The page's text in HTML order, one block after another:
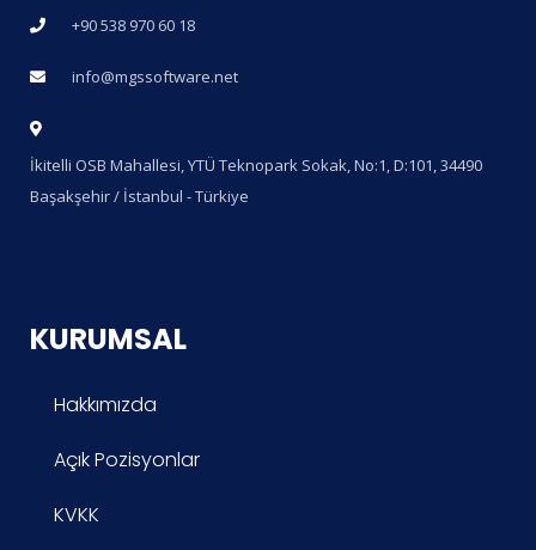
+90 538 970 60 18
info@mgssoftware.net
İkitelli OSB Mahallesi, YTÜ Teknopark Sokak, No:1, D:101, 34490
Başakşehir / İstanbul - Türkiye
KURUMSAL
Hakkımızda
Açık Pozisyonlar
KVKK